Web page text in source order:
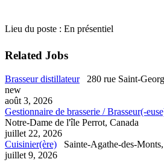
Lieu du poste : En présentiel
Related Jobs
Brasseur distillateur
280 rue Saint-
new
août 3, 2026
Gestionnaire de brasserie / Brasseur(-
Notre-Dame de l'île Perrot, Canada
juillet 22, 2026
Cuisinier(ère)
Sainte-Agathe-des-
juillet 9, 2026